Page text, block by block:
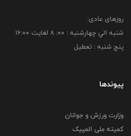
روزهای عادی:
شنبه الي چهارشنبه : 00: 8 لغايت 16:00
پنج شنبه : تعطیل
پیوندها
وزارت ورزش و جوانان
کمیته ملی المپیک